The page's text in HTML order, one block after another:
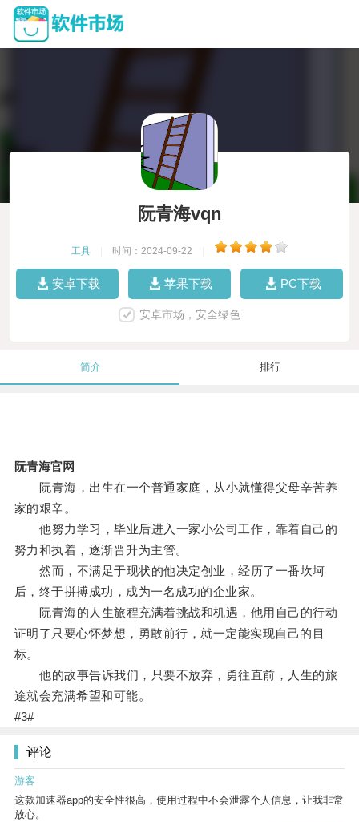
阮青海vqn
工具 时间：2024-09-22
安卓下载 苹果下载 PC下载
安卓市场，安全绿色
简介 排行
阮青海官网
阮青海，出生在一个普通家庭，从小就懂得父母辛苦养
家的艰辛。
他努力学习，毕业后进入一家小公司工作，靠着自己的
努力和执着，逐渐晋升为主管。
然而，不满足于现状的他决定创业，经历了一番坎坷
后，终于拼搏成功，成为一名成功的企业家。
阮青海的人生旅程充满着挑战和机遇，他用自己的行动
证明了只要心怀梦想，勇敢前行，就一定能实现自己的目
标。
他的故事告诉我们，只要不放弃，勇往直前，人生的旅
途就会充满希望和可能。
#3#
评论
游客
这款加速器app的安全性很高，使用过程中不会泄露个人信息，让我非常
放心。